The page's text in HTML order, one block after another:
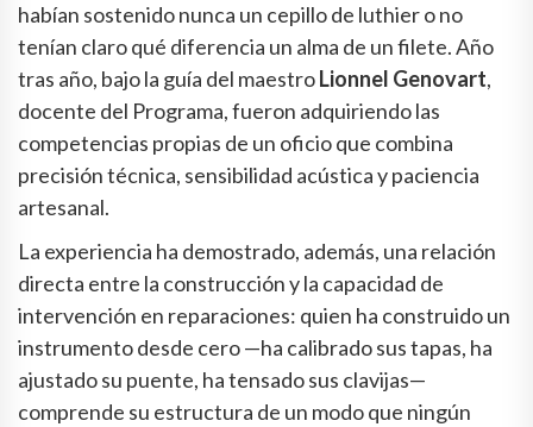
habían sostenido nunca un cepillo de luthier o no
tenían claro qué diferencia un alma de un filete. Año
tras año, bajo la guía del maestroLionnel Genovart,
docente del Programa, fueron adquiriendo las
competencias propias de un oficio que combina
precisión técnica, sensibilidad acústica y paciencia
artesanal.
La experiencia ha demostrado, además, una relación
directa entre la construcción y la capacidad de
intervención en reparaciones: quien ha construido un
instrumento desde cero —ha calibrado sus tapas, ha
ajustado su puente, ha tensado sus clavijas—
comprende su estructura de un modo que ningún